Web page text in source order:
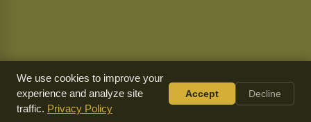
We use cookies to improve your
experience and analyze site
traffic. Privacy Policy
Accept Decline